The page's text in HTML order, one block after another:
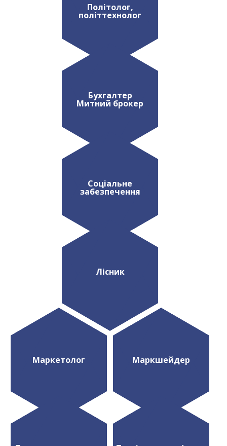
Політолог,
політтехнолог
Бухгалтер
Митний брокер
Соціальне
забезпечення
Лісник
Маркетолог Маркшейдер